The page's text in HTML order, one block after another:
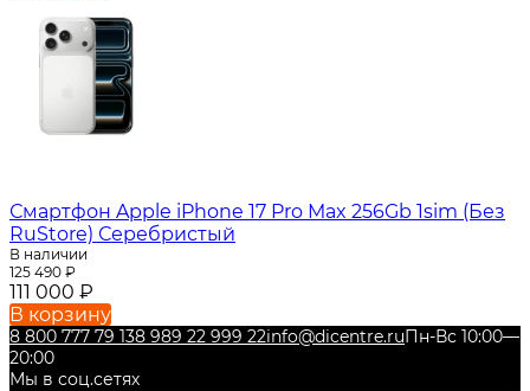
Смартфон Apple iPhone 17 Pro Max 256Gb 1sim (Без
RuStore) Серебристый
В наличии
125 490 ₽
111 000 ₽
В корзину
8 800 777 79 138 989 22 999 22info@dicentre.ruПн-Вс 10:00—
20:00
Мы в соц.сетях